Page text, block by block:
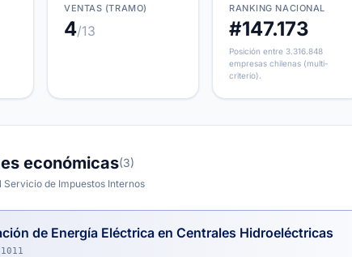
VENTAS (TRAMO)
4/13
RANKING NACIONAL
#147.173
Posición entre 3.316.848
empresas chilenas (multi-
criterio).
económicas(3)
Servicio de Impuestos Internos
de Energía Eléctrica en Centrales Hidroeléctricas